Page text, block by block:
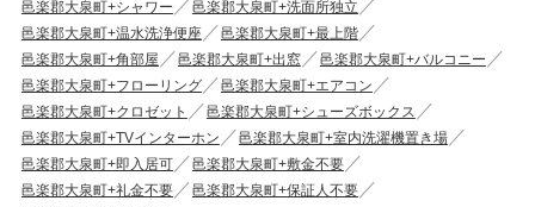
邑楽郡大泉町+シャワー
邑楽郡大泉町+洗面所独立
邑楽郡大泉町+温水洗浄便座
邑楽郡大泉町+最上階
邑楽郡大泉町+角部屋
邑楽郡大泉町+出窓
邑楽郡大泉町+バルコニー
邑楽郡大泉町+フローリング
邑楽郡大泉町+エアコン
邑楽郡大泉町+クロゼット
邑楽郡大泉町+シューズボックス
邑楽郡大泉町+TVインターホン
邑楽郡大泉町+室内洗濯機置き場
邑楽郡大泉町+即入居可
邑楽郡大泉町+敷金不要
邑楽郡大泉町+礼金不要
邑楽郡大泉町+保証人不要